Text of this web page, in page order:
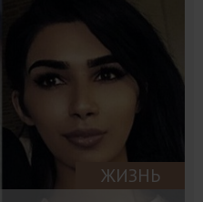
ЖИЗНЬ